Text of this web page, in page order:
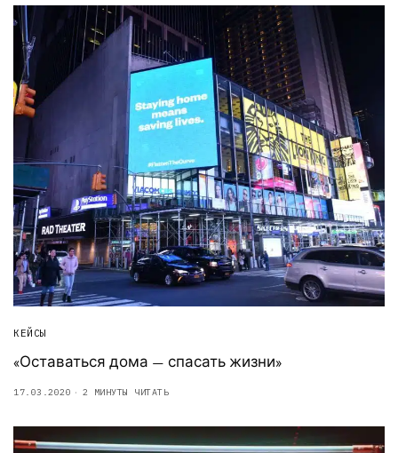
КЕЙСЫ
«Оставаться дома — спасать жизни»
17.03.2020 2 МИНУТЫ ЧИТАТЬ